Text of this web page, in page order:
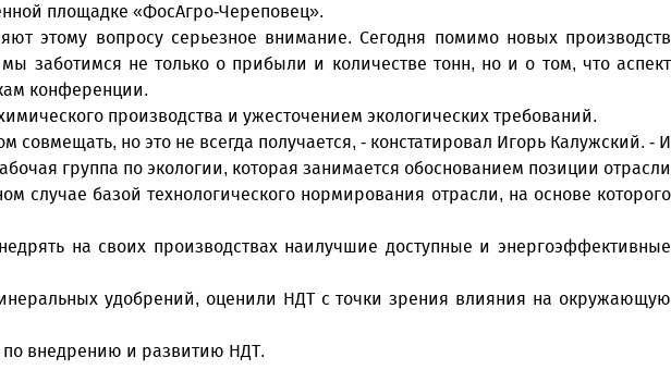
площадке «ФосАгро-Череповец».
этому вопросу серьезное внимание. Сегодня помимо новых производств
заботимся не только о прибыли и количестве тонн, но и о том, что аспект
конференции.
производства и ужесточением экологических требований.
но это не всегда получается, - констатировал Игорь Калужский. - И
группа по экологии, которая занимается обоснованием позиции отрасли
случае базой технологического нормирования отрасли, на основе которого
на своих производствах наилучшие доступные и энергоэффективные
удобрений, оценили НДТ с точки зрения влияния на окружающую
по внедрению и развитию НДТ.